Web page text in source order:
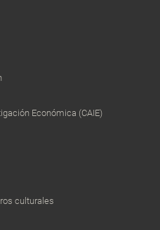
Económica (CAIE)
culturales